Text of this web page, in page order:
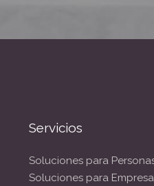
Servicios
Soluciones para
Soluciones para